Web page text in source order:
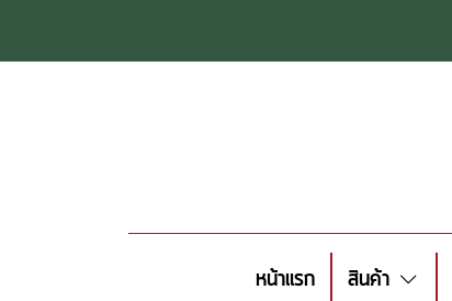
หน้าแรก สินค้า